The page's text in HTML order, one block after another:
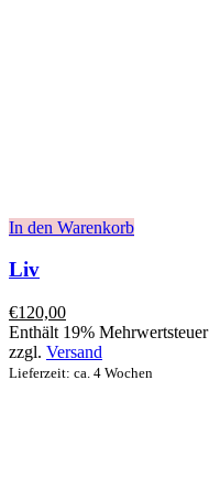
In den Warenkorb
Liv
€120,00
Enthält 19% Mehrwertsteuer
zzgl. Versand
Lieferzeit: ca. 4 Wochen